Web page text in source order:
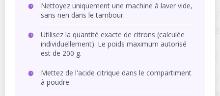
Nettoyez uniquement une machine à laver vide,
sans rien dans le tambour.
Utilisez la quantité exacte de citrons (calculée
individuellement). Le poids maximum autorisé
est de 200 g.
Mettez de l'acide citrique dans le compartiment
à poudre.